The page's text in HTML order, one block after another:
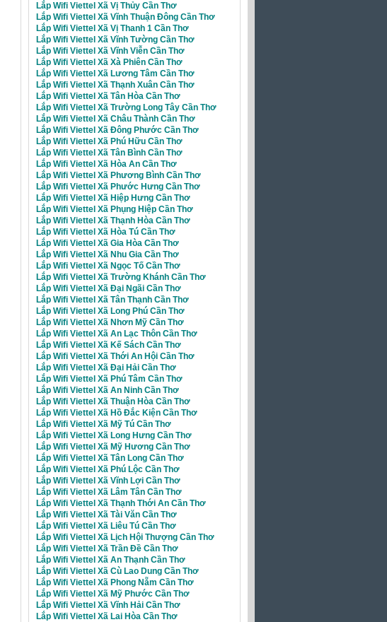
Lắp Wifi Viettel Xã Vị Thủy Cần Thơ
Lắp Wifi Viettel Xã Vĩnh Thuận Đông Cần Thơ
Lắp Wifi Viettel Xã Vị Thanh 1 Cần Thơ
Lắp Wifi Viettel Xã Vĩnh Tường Cần Thơ
Lắp Wifi Viettel Xã Vĩnh Viễn Cần Thơ
Lắp Wifi Viettel Xã Xà Phiên Cần Thơ
Lắp Wifi Viettel Xã Lương Tâm Cần Thơ
Lắp Wifi Viettel Xã Thạnh Xuân Cần Thơ
Lắp Wifi Viettel Xã Tân Hòa Cần Thơ
Lắp Wifi Viettel Xã Trường Long Tây Cần Thơ
Lắp Wifi Viettel Xã Châu Thành Cần Thơ
Lắp Wifi Viettel Xã Đông Phước Cần Thơ
Lắp Wifi Viettel Xã Phú Hữu Cần Thơ
Lắp Wifi Viettel Xã Tân Bình Cần Thơ
Lắp Wifi Viettel Xã Hòa An Cần Thơ
Lắp Wifi Viettel Xã Phương Bình Cần Thơ
Lắp Wifi Viettel Xã Phước Hưng Cần Thơ
Lắp Wifi Viettel Xã Hiệp Hưng Cần Thơ
Lắp Wifi Viettel Xã Phụng Hiệp Cần Thơ
Lắp Wifi Viettel Xã Thạnh Hòa Cần Thơ
Lắp Wifi Viettel Xã Hòa Tú Cần Thơ
Lắp Wifi Viettel Xã Gia Hòa Cần Thơ
Lắp Wifi Viettel Xã Nhu Gia Cần Thơ
Lắp Wifi Viettel Xã Ngọc Tố Cần Thơ
Lắp Wifi Viettel Xã Trường Khánh Cần Thơ
Lắp Wifi Viettel Xã Đại Ngãi Cần Thơ
Lắp Wifi Viettel Xã Tân Thạnh Cần Thơ
Lắp Wifi Viettel Xã Long Phú Cần Thơ
Lắp Wifi Viettel Xã Nhơn Mỹ Cần Thơ
Lắp Wifi Viettel Xã An Lạc Thôn Cần Thơ
Lắp Wifi Viettel Xã Kế Sách Cần Thơ
Lắp Wifi Viettel Xã Thới An Hội Cần Thơ
Lắp Wifi Viettel Xã Đại Hải Cần Thơ
Lắp Wifi Viettel Xã Phú Tâm Cần Thơ
Lắp Wifi Viettel Xã An Ninh Cần Thơ
Lắp Wifi Viettel Xã Thuận Hòa Cần Thơ
Lắp Wifi Viettel Xã Hồ Đắc Kiện Cần Thơ
Lắp Wifi Viettel Xã Mỹ Tú Cần Thơ
Lắp Wifi Viettel Xã Long Hưng Cần Thơ
Lắp Wifi Viettel Xã Mỹ Hương Cần Thơ
Lắp Wifi Viettel Xã Tân Long Cần Thơ
Lắp Wifi Viettel Xã Phú Lộc Cần Thơ
Lắp Wifi Viettel Xã Vĩnh Lợi Cần Thơ
Lắp Wifi Viettel Xã Lâm Tân Cần Thơ
Lắp Wifi Viettel Xã Thạnh Thới An Cần Thơ
Lắp Wifi Viettel Xã Tài Văn Cần Thơ
Lắp Wifi Viettel Xã Liêu Tú Cần Thơ
Lắp Wifi Viettel Xã Lịch Hội Thượng Cần Thơ
Lắp Wifi Viettel Xã Trần Đề Cần Thơ
Lắp Wifi Viettel Xã An Thạnh Cần Thơ
Lắp Wifi Viettel Xã Cù Lao Dung Cần Thơ
Lắp Wifi Viettel Xã Phong Nẵm Cần Thơ
Lắp Wifi Viettel Xã Mỹ Phước Cần Thơ
Lắp Wifi Viettel Xã Vĩnh Hải Cần Thơ
Lắp Wifi Viettel Xã Lai Hòa Cần Thơ